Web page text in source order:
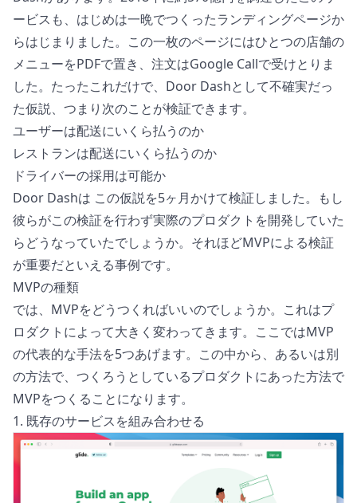
ービスも、はじめは一晩でつくったランディングページか
らはじまりました。この一枚のページにはひとつの店舗の
メニューをPDFで置き、注文はGoogle Callで受けとりま
した。たったこれだけで、Door Dashとして不確実だっ
た仮説、つまり次のことが検証できます。
ユーザーは配送にいくら払うのか
レストランは配送にいくら払うのか
ドライバーの採用は可能か
Door Dashは この仮説を5ヶ月かけて検証しました。もし
彼らがこの検証を行わず実際のプロダクトを開発していた
らどうなっていたでしょうか。それほどMVPによる検証
が重要だといえる事例です。
MVPの種類
では、MVPをどうつくればいいのでしょうか。これはプ
ロダクトによって大きく変わってきます。ここではMVP
の代表的な手法を5つあげます。この中から、あるいは別
の方法で、つくろうとしているプロダクトにあった方法で
MVPをつくることになります。
1. 既存のサービスを組み合わせる